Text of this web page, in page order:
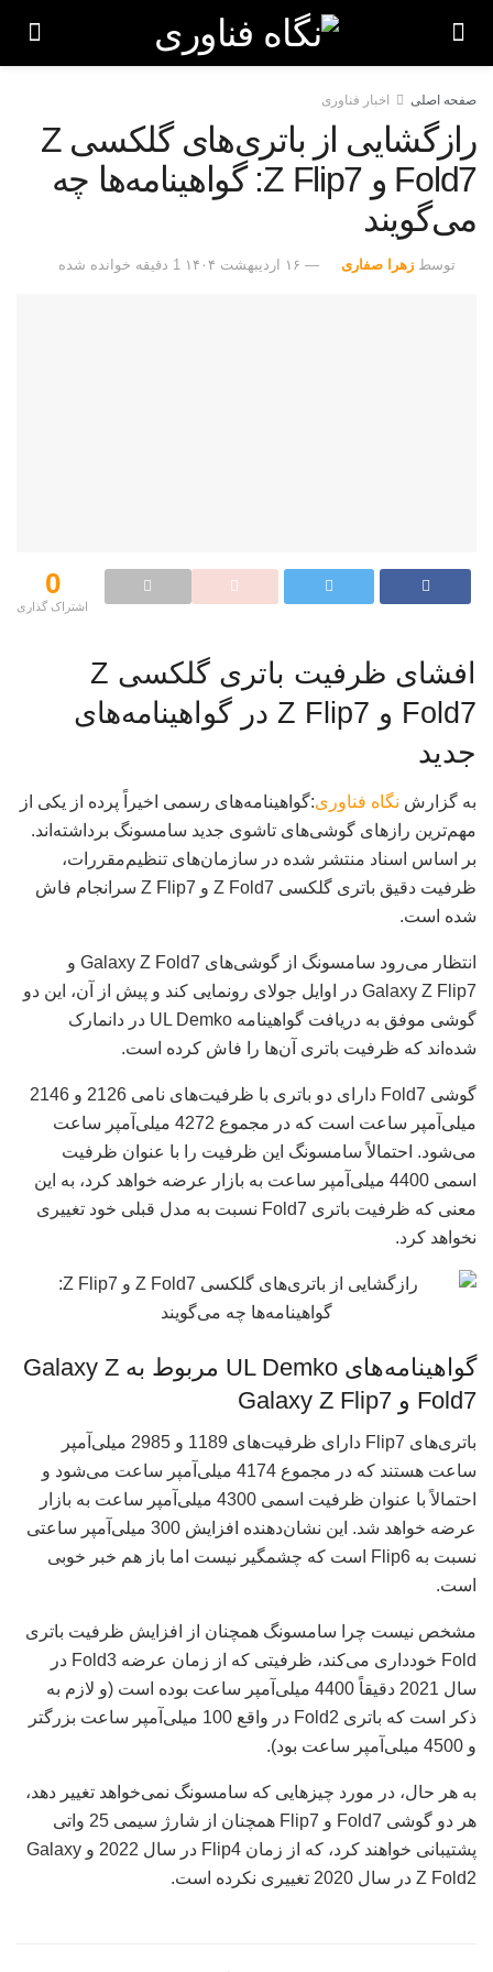
صفحه اصلی اخبار فناوری
رازگشایی از باتری‌های گلکسی Z
Fold7 و Z Flip7: گواهینامه‌ها چه
می‌گویند
توسط زهرا صفاری ۱۶ اردیبهشت ۱۴۰۴ 1 دقیقه خوانده شده
0
اشتراک گذاری‌
افشای ظرفیت باتری گلکسی Z
Fold7 و Z Flip7 در گواهینامه‌های
جدید
به گزارش نگاه فناوری:گواهینامه‌های رسمی اخیراً پرده از یکی از
مهم‌ترین رازهای گوشی‌های تاشوی جدید سامسونگ برداشته‌اند.
بر اساس اسناد منتشر شده در سازمان‌های تنظیم‌مقررات،
ظرفیت دقیق باتری گلکسی Z Fold7 و Z Flip7 سرانجام فاش
شده است.
انتظار می‌رود سامسونگ از گوشی‌های Galaxy Z Fold7 و
Galaxy Z Flip7 در اوایل جولای رونمایی کند و پیش از آن، این دو
گوشی موفق به دریافت گواهینامه UL Demko در دانمارک
شده‌اند که ظرفیت باتری آن‌ها را فاش کرده است.
گوشی Fold7 دارای دو باتری با ظرفیت‌های نامی 2126 و 2146
میلی‌آمپر ساعت است که در مجموع 4272 میلی‌آمپر ساعت
می‌شود. احتمالاً سامسونگ این ظرفیت را با عنوان ظرفیت
اسمی 4400 میلی‌آمپر ساعت به بازار عرضه خواهد کرد، به این
معنی که ظرفیت باتری Fold7 نسبت به مدل قبلی خود تغییری
نخواهد کرد.
گواهینامه‌های UL Demko مربوط به Galaxy Z
Fold7 و Galaxy Z Flip7
باتری‌های Flip7 دارای ظرفیت‌های 1189 و 2985 میلی‌آمپر
ساعت هستند که در مجموع 4174 میلی‌آمپر ساعت می‌شود و
احتمالاً با عنوان ظرفیت اسمی 4300 میلی‌آمپر ساعت به بازار
عرضه خواهد شد. این نشان‌دهنده افزایش 300 میلی‌آمپر ساعتی
نسبت به Flip6 است که چشمگیر نیست اما باز هم خبر خوبی
است.
مشخص نیست چرا سامسونگ همچنان از افزایش ظرفیت باتری
Fold خودداری می‌کند، ظرفیتی که از زمان عرضه Fold3 در
سال 2021 دقیقاً 4400 میلی‌آمپر ساعت بوده است (و لازم به
ذکر است که باتری Fold2 در واقع 100 میلی‌آمپر ساعت بزرگتر
و 4500 میلی‌آمپر ساعت بود).
به هر حال، در مورد چیزهایی که سامسونگ نمی‌خواهد تغییر دهد،
هر دو گوشی Fold7 و Flip7 همچنان از شارژ سیمی 25 واتی
پشتیبانی خواهند کرد، که از زمان Flip4 در سال 2022 و Galaxy
Z Fold2 در سال 2020 تغییری نکرده است.